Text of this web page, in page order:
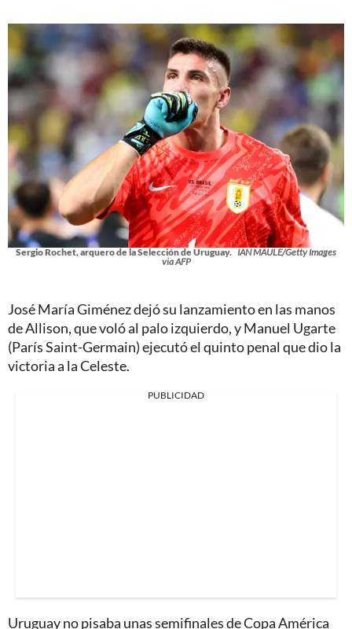
Sergio Rochet, arquero de la Selección de Uruguay. IAN MAULE/Getty Images
via AFP
José María Giménez dejó su lanzamiento en las manos
de Allison, que voló al palo izquierdo, y Manuel Ugarte
(París Saint-Germain) ejecutó el quinto penal que dio la
victoria a la Celeste.
PUBLICIDAD
Uruguay no pisaba unas semifinales de Copa América